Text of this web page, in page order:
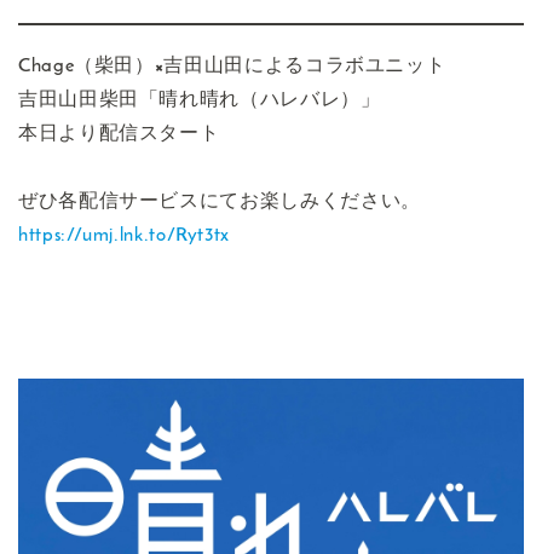
Chage（柴田）×吉田山田によるコラボユニット
吉田山田柴田「晴れ晴れ（ハレバレ）」
本日より配信スタート
ぜひ各配信サービスにてお楽しみください。
https://umj.lnk.to/Ryt3tx